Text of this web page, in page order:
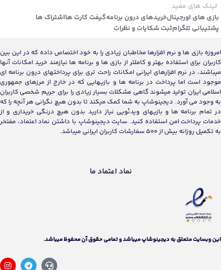
لینک های مفید
بازی های اورجینالخریدهای درون برنامهگیفت کارت هااشتراک ها
پشتیبانی تلگرامثبت شکایات و نظرات
امروزه بازی ها و نرم افزارها مخاطبان زیادی را به خود اختصاص داده که در این بین
کاربران برای استفاده بهتر و کاملتر از بازی ها و برنامه ها نیازمند خرید امکانات آنها
میباشند، در نرم افزارهای ایرانی امکانات راحت تری برای پرداختهای درون برنامه ای
موجود است اما پرداخت در برنامه ها و بازیهایی که در خارج از مرزهای جمهوری
اسلامی ایران تولید میشوند گاهی مشکلات بسیار زیادی را برای حریم شخصی کاربران
به وجود می آورد. دیجینوشاپ به شما کمک میکند تا بدون هیچ نگرانی هر آنچه را که
در تمام برنامه ها و بازیهای ویدئویی نیاز دارید بدون هیچ درنگی خریداری و از
خدمات پرداخت امن استفاده کنید. سایت دیجینوشاپ با داشتن نماد اعتماد، مفتخر
به تکمیل روزانه بیش از 500 سفارشات کاربران ایرانی میباشد.
نماد اعتماد ما
اين وبسايت متعلق به دیجینوشاپ ميباشد و تمامی حقوق آن محفوظ ميباشد.